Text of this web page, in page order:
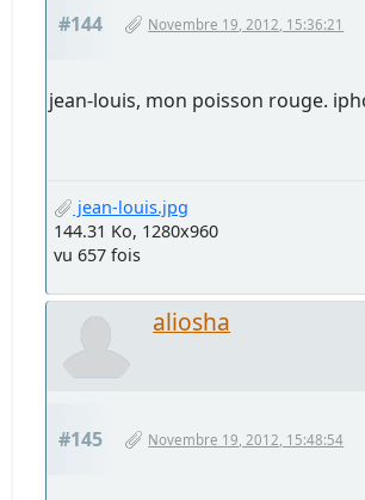
#144 Novembre 19, 2012, 15:36:21
jean-louis, mon poisson rouge.
jean-louis.jpg
144.31 Ko, 1280x960
vu 657 fois
aliosha
#145 Novembre 19, 2012, 15:48:54